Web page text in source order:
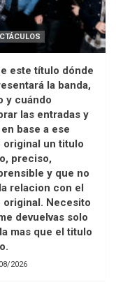
este título dónde
la banda,
y cuándo
las entradas y
base a ese
original un titulo
preciso,
y que no
relacion con el
original. Necesito
devuelvas solo
mas que el titulo
2026